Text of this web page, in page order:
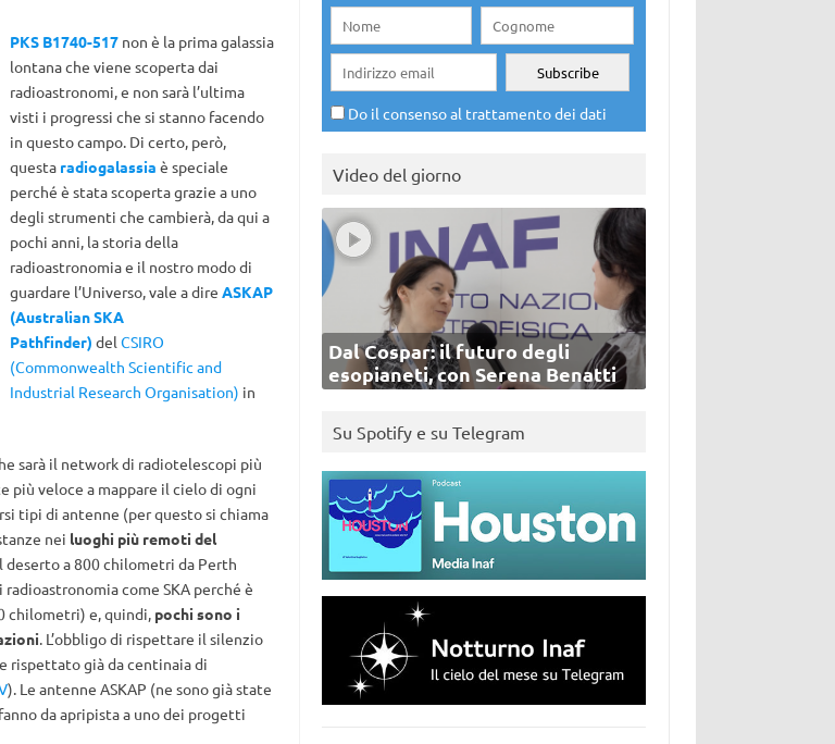
PKS B1740-517 non è la prima galassia
lontana che viene scoperta dai
radioastronomi, e non sarà l’ultima
visti i progressi che si stanno facendo
in questo campo. Di certo, però,
questa radiogalassia è speciale
perché è stata scoperta grazie a uno
degli strumenti che cambierà, da qui a
pochi anni, la storia della
radioastronomia e il nostro modo di
guardare l’Universo, vale a direASKAP
(Australian SKA
Pathfinder) delCSIRO
(Commonwealth Scientific and
Industrial Research Organisation) in
sarà il network di radiotelescopi più
più veloce a mappare il cielo di ogni
tipi di antenne (per questo si chiama
nei luoghi più remoti del
deserto a 800 chilometri da Perth
come SKA perché è
chilometri) e, quindi, pochi sono i
. L’obbligo di rispettare il silenzio
rispettato già da centinaia di
). Le antenne ASKAP (ne sono già state
da apripista a uno dei progetti
Do il consenso al trattamento dei dati
Video del giorno
Dal Cospar: il futuro degli
esopianeti, con Serena Benatti
Su Spotify e su Telegram